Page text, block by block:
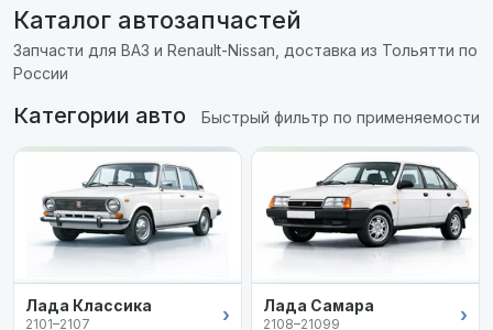
Каталог автозапчастей
Запчасти для ВАЗ и Renault-Nissan, доставка из Тольятти по
России
Категории авто Быстрый фильтр по применяемости
Лада Классика
2101–2107 › Лада Самара
2108–21099 ›